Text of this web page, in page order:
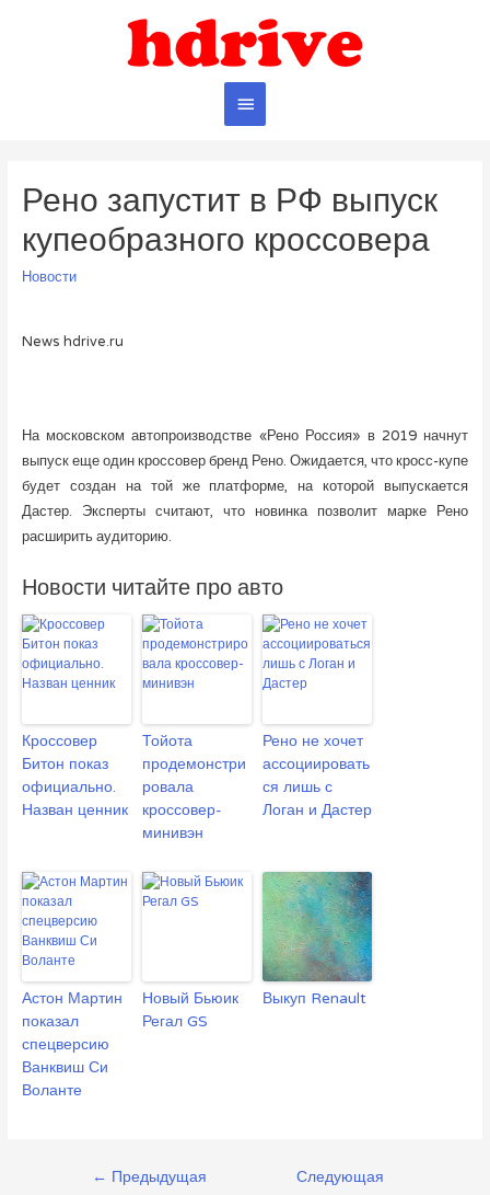
Главное
Рено запустит в РФ выпуск
купеобразного кроссовера
Новости
News hdrive.ru
На московском автопроизводстве «Рено Россия» в 2019 начнут
выпуск еще один кроссовер бренд Рено. Ожидается, что кросс-купе
будет создан на той же платформе, на которой выпускается
Дастер. Эксперты считают, что новинка позволит марке Рено
расширить аудиторию.
Новости читайте про авто
Кроссовер
Битон показ
официально.
Назван ценник
Тойота
продемонстри
ровала
кроссовер-
минивэн
Рено не хочет
ассоциировать
ся лишь с
Логан и Дастер
Астон Мартин
показал
спецверсию
Ванквиш Си
Воланте
Новый Бьюик
Регал GS
Выкуп Renault
Навигация
← Предыдущая
Следующая